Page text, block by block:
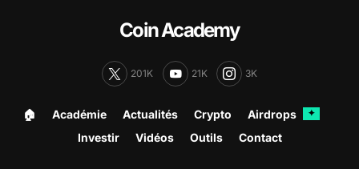
Coin Academy
201K 21K 3K
🏠︎ Académie Actualités Crypto Airdrops ✦
Investir Vidéos Outils Contact